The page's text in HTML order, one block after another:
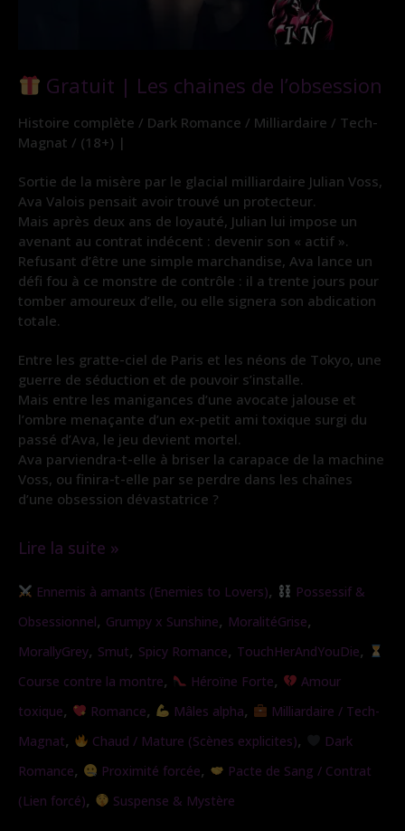
Gratuit | Les chaines de l’obsession
Histoire complète / Dark Romance / Milliardaire / Tech-
Magnat / (18+) |
Sortie de la misère par le glacial milliardaire Julian Voss,
Ava Valois pensait avoir trouvé un protecteur.
Mais après deux ans de loyauté, Julian lui impose un
avenant au contrat indécent : devenir son « actif ».
Refusant d’être une simple marchandise, Ava lance un
défi fou à ce monstre de contrôle : il a trente jours pour
tomber amoureux d’elle, ou elle signera son abdication
totale.
Entre les gratte-ciel de Paris et les néons de Tokyo, une
guerre de séduction et de pouvoir s’installe.
Mais entre les manigances d’une avocate jalouse et
l’ombre menaçante d’un ex-petit ami toxique surgi du
passé d’Ava, le jeu devient mortel.
Ava parviendra-t-elle à briser la carapace de la machine
Voss, ou finira-t-elle par se perdre dans les chaînes
d’une obsession dévastatrice ?
chaines
l’obsession
Lire la suite »
Ennemis à amants (Enemies to Lovers),
Possessif &
Obsessionnel, Grumpy x Sunshine, MoralitéGrise,
MorallyGrey, Smut, Spicy Romance, TouchHerAndYouDie,
Course contre la montre, Héroïne Forte,
Amour
toxique, Romance, Mâles alpha,
Milliardaire / Tech-
Magnat, Chaud / Mature (Scènes explicites),
Dark
Romance, Proximité forcée,
Pacte de Sang / Contrat
(Lien forcé), Suspense & Mystère